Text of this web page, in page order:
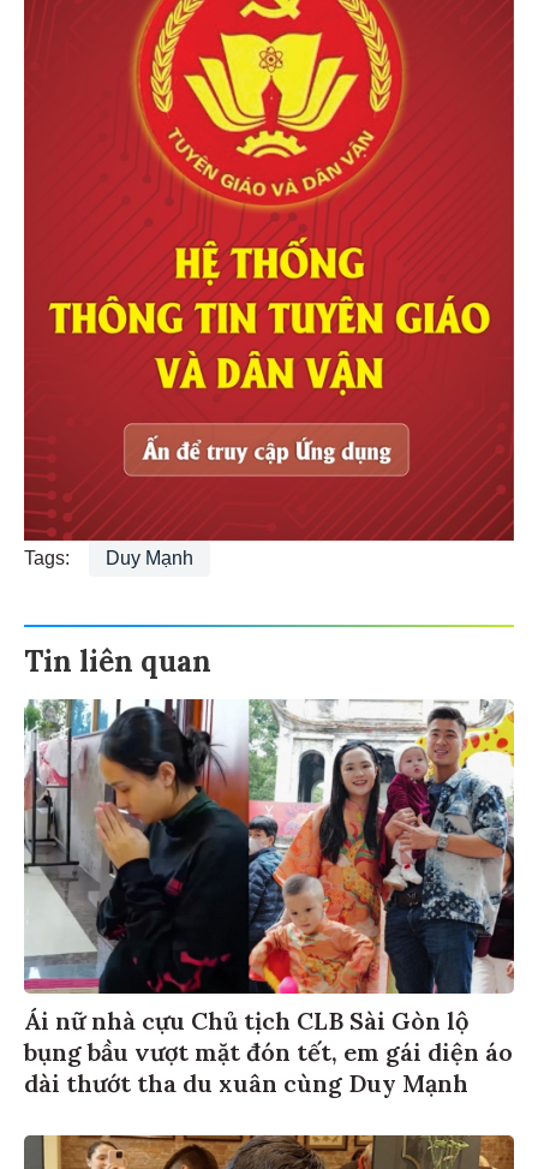
Tags: Duy Mạnh
Tin liên quan
Ái nữ nhà cựu Chủ tịch CLB Sài Gòn lộ
bụng bầu vượt mặt đón tết, em gái diện áo
dài thướt tha du xuân cùng Duy Mạnh